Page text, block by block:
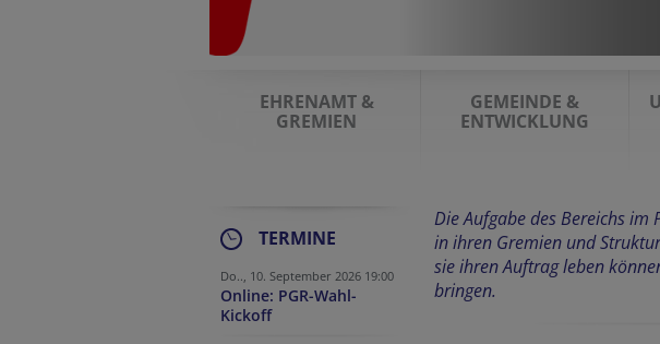
EHRENAMT &
GREMIEN
GEMEINDE &
ENTWICKLUNG
TERMINE
Do.., 10. September 2026 19:00
Online: PGR-Wahl-
Kickoff
Die Aufgabe des Bereichs
in ihren Gremien und
sie ihren Auftrag leben
bringen.